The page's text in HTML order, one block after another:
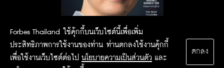
Forbes Thailand ใช้คุ้กกี้บนเว็บไซต์นี้เพื่อเพิ่ม
ประสิทธิภาพการใช้งานของท่าน ท่านตกลงใช้งานคุ้กกี้
เพื่อใช้งานเว็บไซต์ต่อไป นโยบายความเป็นส่วนตัว และ
ตกลง